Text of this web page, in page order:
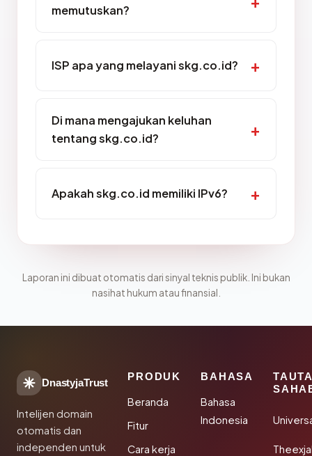
memutuskan?
ISP apa yang melayani skg.co.id?
Di mana mengajukan keluhan
tentang skg.co.id?
Apakah skg.co.id memiliki IPv6?
Laporan ini dibuat otomatis dari sinyal teknis publik. Ini bukan
nasihat hukum atau finansial.
DnastyjaTrust
Intelijen domain
otomatis dan
independen untuk
PRODUK
Beranda
Fitur
Cara kerja
BAHASA
Bahasa
Indonesia